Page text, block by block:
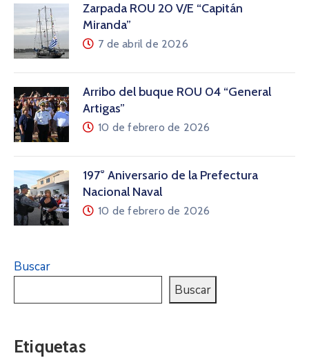
Zarpada ROU 20 V/E “Capitán
Miranda”
7 de abril de 2026
Arribo del buque ROU 04 “General
Artigas”
10 de febrero de 2026
197° Aniversario de la Prefectura
Nacional Naval
10 de febrero de 2026
Buscar
Buscar
Etiquetas